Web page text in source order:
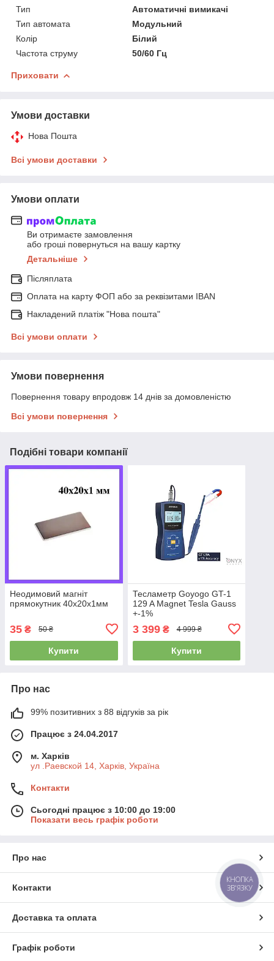
Тип
Автоматичні вимикачі
Тип автомата
Модульний
Колір
Білий
Частота струму
50/60 Гц
Приховати
Умови доставки
Нова Пошта
Всі умови доставки
Умови оплати
Ви отримаєте замовлення
або гроші повернуться на вашу картку
Детальніше
Післяплата
Оплата на карту ФОП або за реквізитами IBAN
Накладений платіж "Нова пошта"
Всі умови оплати
Умови повернення
Повернення товару впродовж 14 днів за домовленістю
Всі умови повернення
Подібні товари компанії
Неодимовий магніт
прямокутник 40х20х1мм
35 ₴ 50 ₴
Купити
Тесламетр Goyogo GT-1
129 A Magnet Tesla Gauss
+-1%
3 399₴ 4 999 ₴
Купити
Про нас
99% позитивних з 88 відгуків за рік
Працює з 24.04.2017
м. Харків
ул .Раевской 14, Харків, Україна
Контакти
Сьогодні працює з 10:00 до 19:00
Показати весь графік роботи
Про нас
Контакти
Доставка та оплата
Графік роботи
КНОПКА
ЗВ'ЯЗКУ